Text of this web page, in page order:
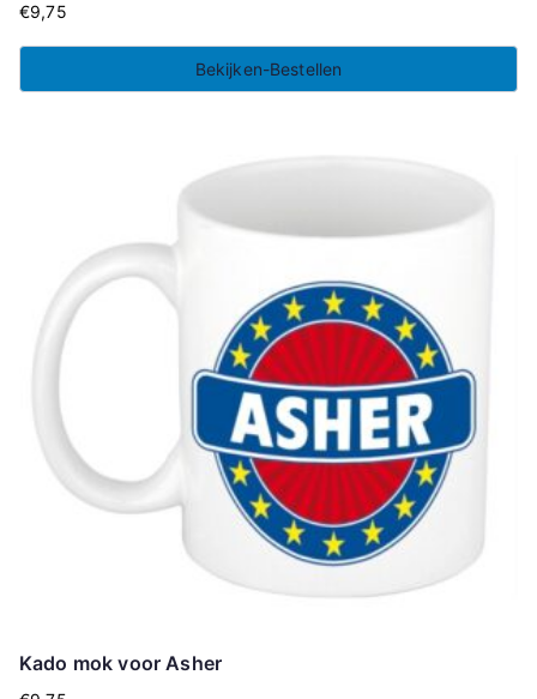
€9,75
Bekijken-Bestellen
Kado mok voor Asher